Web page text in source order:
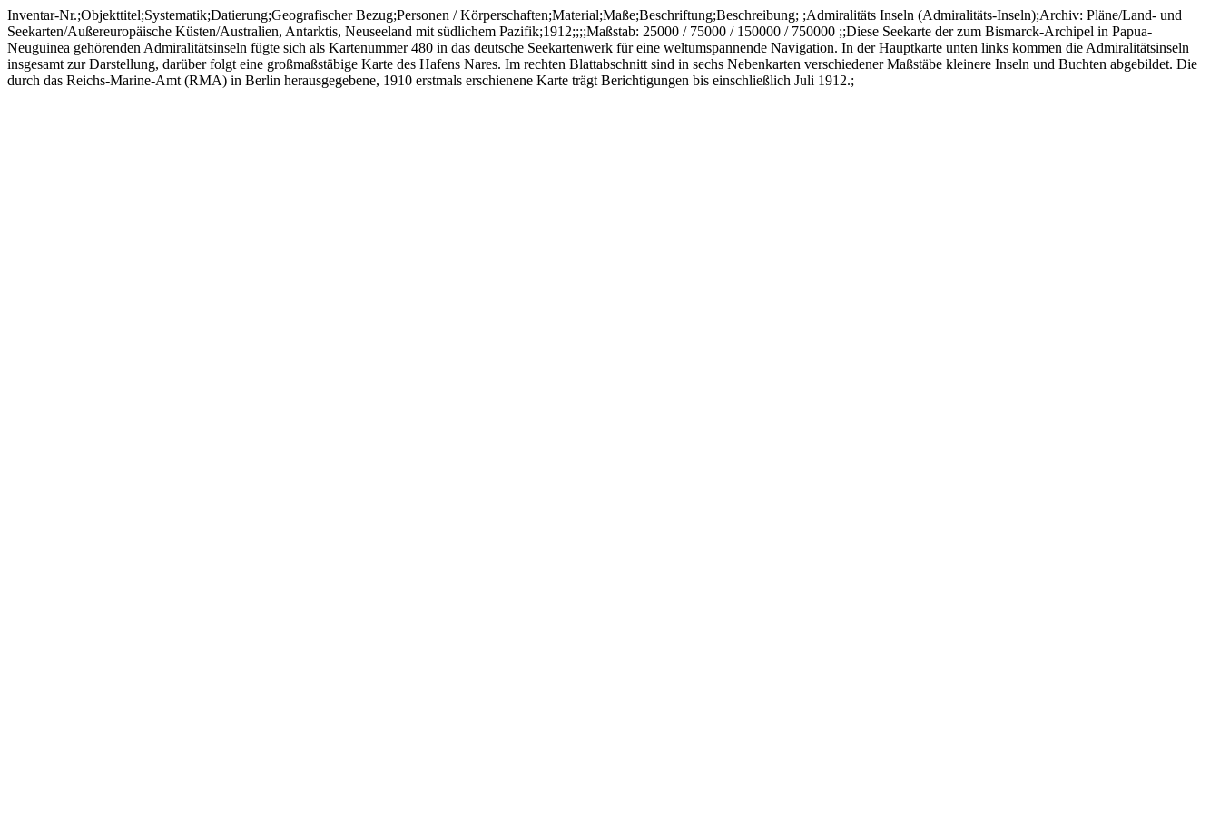
Inventar-Nr.;Objekttitel;Systematik;Datierung;Geografischer Bezug;Personen / Körperschaften;Material;Maße;Beschriftung;Beschreibung; ;Admiralitäts Inseln (Admiralitäts-Inseln);Archiv: Pläne/Land- und
Seekarten/Außereuropäische Küsten/Australien, Antarktis, Neuseeland mit südlichem Pazifik;1912;;;;Maßstab: 25000 / 75000 / 150000 / 750000 ;;Diese Seekarte der zum Bismarck-Archipel in Papua-
Neuguinea gehörenden Admiralitätsinseln fügte sich als Kartenummer 480 in das deutsche Seekartenwerk für eine weltumspannende Navigation. In der Hauptkarte unten links kommen die Admiralitätsinseln
insgesamt zur Darstellung, darüber folgt eine großmaßstäbige Karte des Hafens Nares. Im rechten Blattabschnitt sind in sechs Nebenkarten verschiedener Maßstäbe kleinere Inseln und Buchten abgebildet. Die
durch das Reichs-Marine-Amt (RMA) in Berlin herausgegebene, 1910 erstmals erschienene Karte trägt Berichtigungen bis einschließlich Juli 1912.;